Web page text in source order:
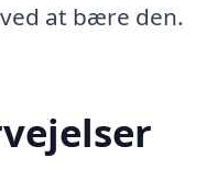
at bære den.